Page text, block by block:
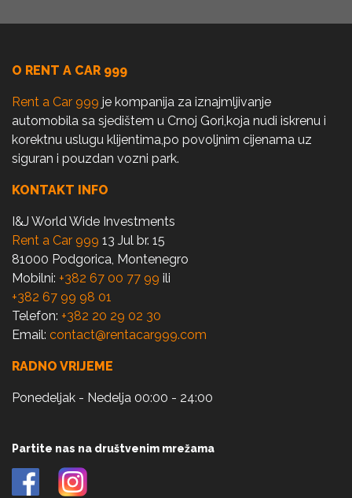
O RENT A CAR 999
Rent a Car 999 je kompanija za iznajmljivanje
automobila sa sjedištem u Crnoj Gori,koja nudi iskrenu i
korektnu uslugu klijentima,po povoljnim cijenama uz
siguran i pouzdan vozni park.
KONTAKT INFO
I&J World Wide Investments
Rent a Car 999 13 Jul br. 15
81000 Podgorica, Montenegro
Mobilni: +382 67 00 77 99 ili
+382 67 99 98 01
Telefon: +382 20 29 02 30
Email: contact@rentacar999.com
RADNO VRIJEME
Ponedeljak - Nedelja 00:00 - 24:00
Partite nas na društvenim mrežama